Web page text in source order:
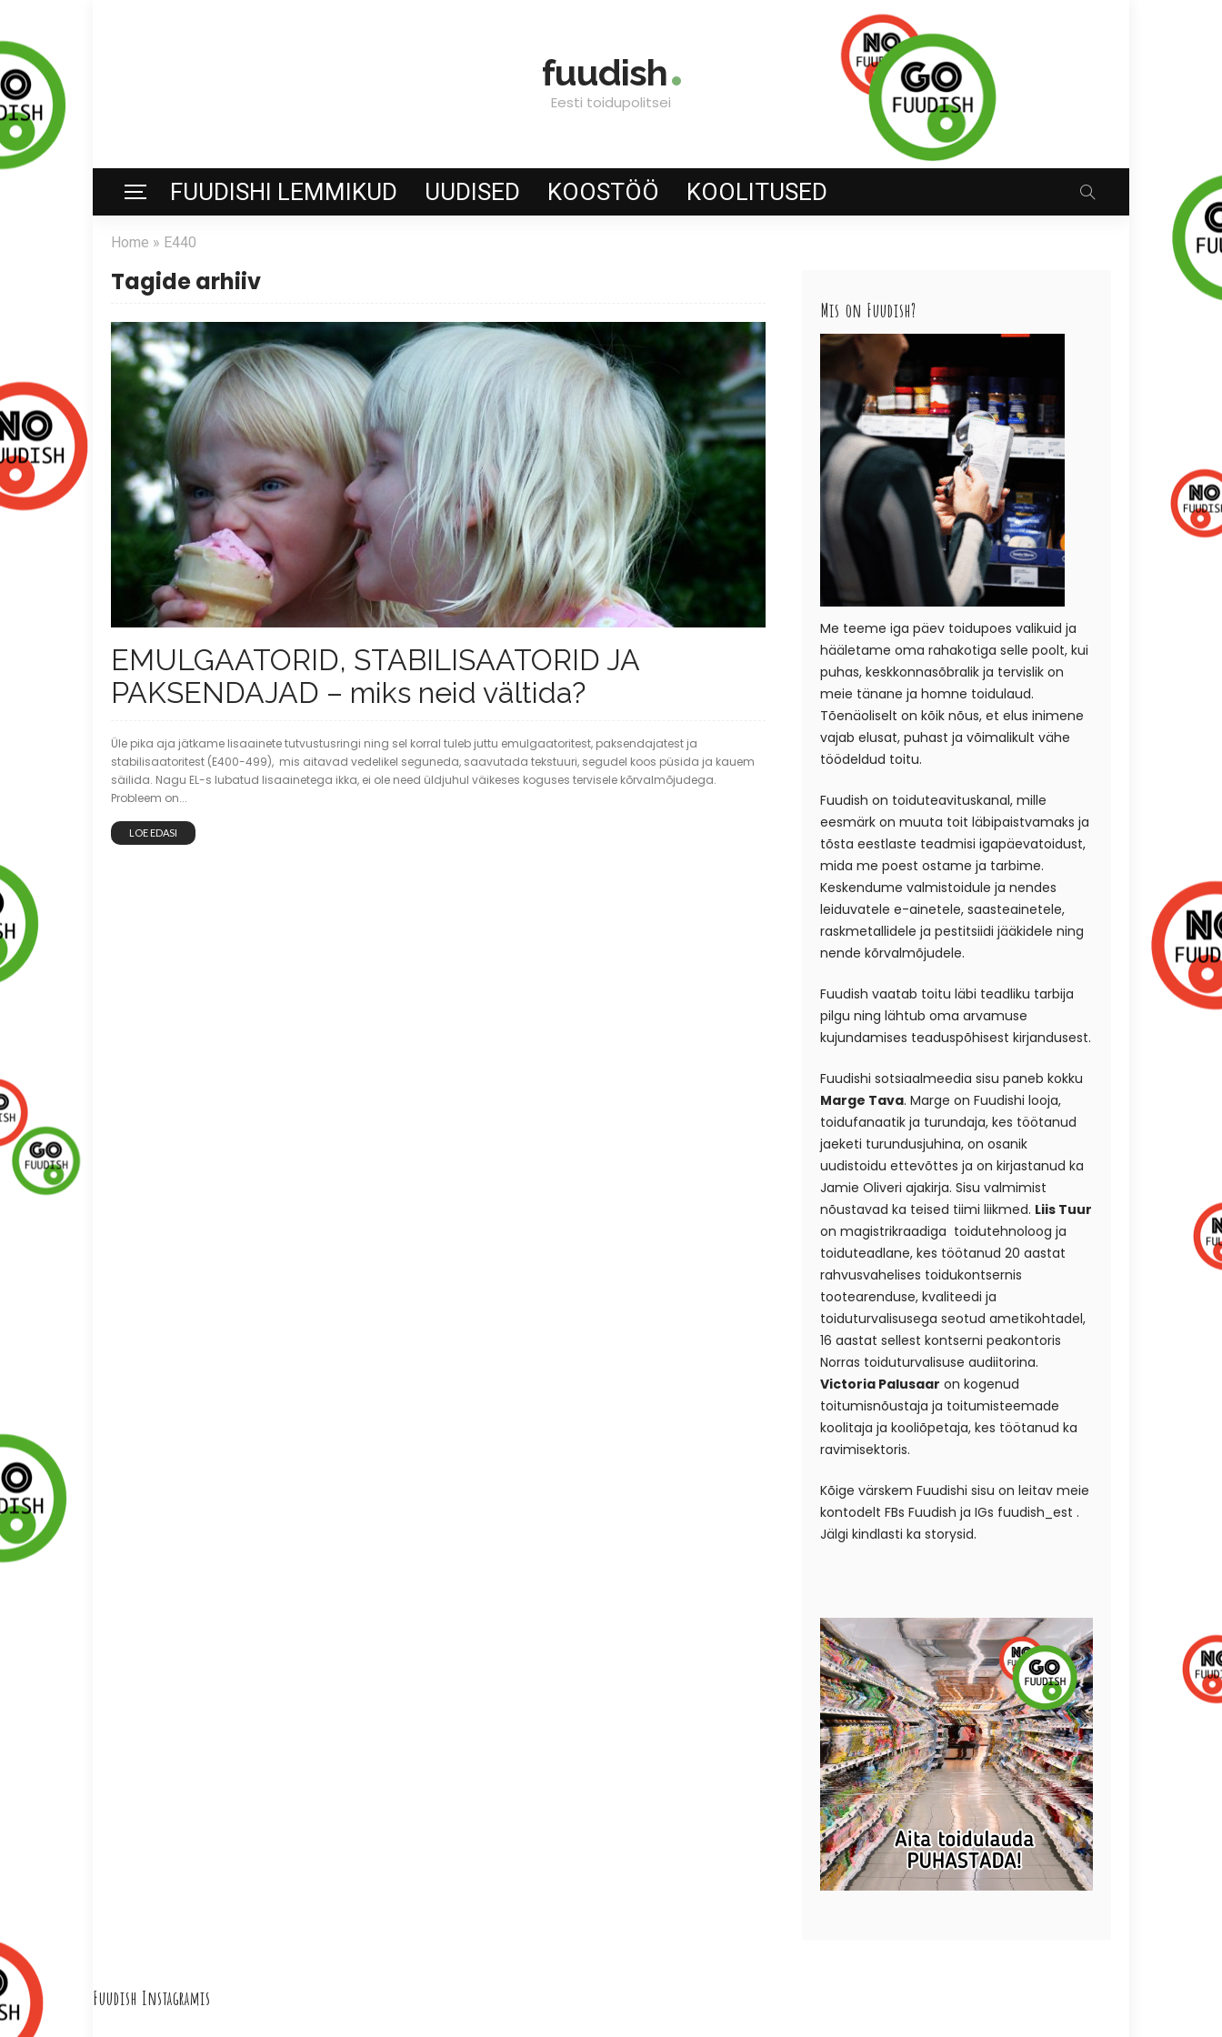
fuudish
Eesti toidupolitsei
FUUDISHI LEMMIKUD UUDISED KOOSTÖÖ KOOLITUSED
Home » E440
Tagide arhiiv
EMULGAATORID, STABILISAATORID JA
PAKSENDAJAD – miks neid vältida?
Üle pika aja jätkame lisaainete tutvustusringi ning sel korral tuleb juttu emulgaatoritest, paksendajatest ja
stabilisaatoritest (E400-499), mis aitavad vedelikel seguneda, saavutada tekstuuri, segudel koos püsida ja kauem
säilida. Nagu EL-s lubatud lisaainetega ikka, ei ole need üldjuhul väikeses koguses tervisele kõrvalmõjudega.
Probleem on...
LOE EDASI
Mis on Fuudish?
Me teeme iga päev toidupoes valikuid ja
hääletame oma rahakotiga selle poolt, kui
puhas, keskkonnasõbralik ja tervislik on
meie tänane ja homne toidulaud.
Tõenäoliselt on kõik nõus, et elus inimene
vajab elusat, puhast ja võimalikult vähe
töödeldud toitu.
Fuudish on toiduteavituskanal, mille
eesmärk on muuta toit läbipaistvamaks ja
tõsta eestlaste teadmisi igapäevatoidust,
mida me poest ostame ja tarbime.
Keskendume valmistoidule ja nendes
leiduvatele e-ainetele, saasteainetele,
raskmetallidele ja pestitsiidi jääkidele ning
nende kõrvalmõjudele.
Fuudish vaatab toitu läbi teadliku tarbija
pilgu ning lähtub oma arvamuse
kujundamises teaduspõhisest kirjandusest.
Fuudishi sotsiaalmeedia sisu paneb kokku
Marge Tava. Marge on Fuudishi looja,
toidufanaatik ja turundaja, kes töötanud
jaeketi turundusjuhina, on osanik
uudistoidu ettevõttes ja on kirjastanud ka
Jamie Oliveri ajakirja. Sisu valmimist
nõustavad ka teised tiimi liikmed. Liis Tuur
on magistrikraadiga toidutehnoloog ja
toiduteadlane, kes töötanud 20 aastat
rahvusvahelises toidukontsernis
tootearenduse, kvaliteedi ja
toiduturvalisusega seotud ametikohtadel,
16 aastat sellest kontserni peakontoris
Norras toiduturvalisuse audiitorina.
Victoria Palusaar on kogenud
toitumisnõustaja ja toitumisteemade
koolitaja ja kooliõpetaja, kes töötanud ka
ravimisektoris.
Kõige värskem Fuudishi sisu on leitav meie
kontodelt FBs Fuudish ja IGs fuudish_est .
Jälgi kindlasti ka storysid.
Fuudish Instagramis